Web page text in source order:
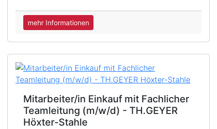
mehr Informationen
Mitarbeiter/in Einkauf mit Fachlicher
Teamleitung (m/w/d) - TH.GEYER
Höxter-Stahle